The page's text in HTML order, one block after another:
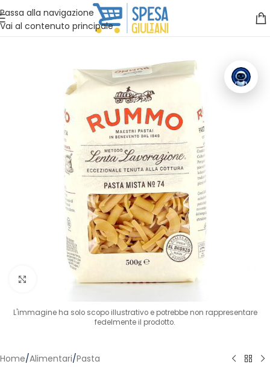
Passa alla navigazione
Vai al contenuto principale
Vuoi assistenza?Clicca qui e ti richiamiamo noi
Clicca per ingrandire
L'immagine ha solo scopo illustrativo e potrebbe non rappresentare
fedelmente il prodotto.
Home/Alimentari/Pasta